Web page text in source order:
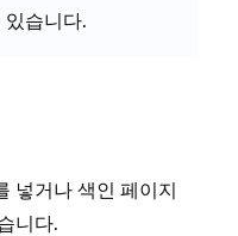
있습니다.
넣거나 색인 페이지
니다.